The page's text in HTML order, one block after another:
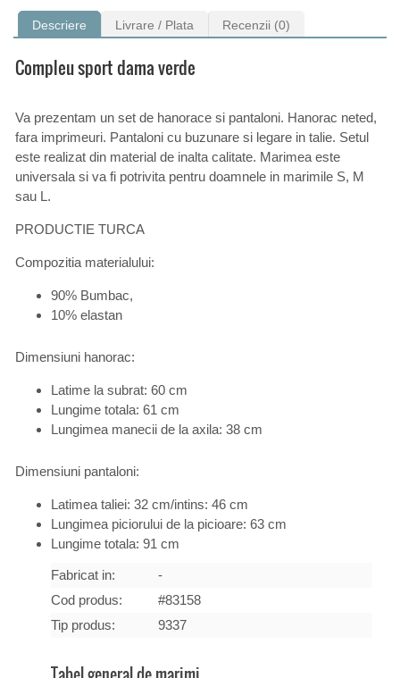
Descriere Livrare / Plata Recenzii (0)
Compleu sport dama verde
Va prezentam un set de hanorace si pantaloni. Hanorac neted,
fara imprimeuri. Pantaloni cu buzunare si legare in talie. Setul
este realizat din material de inalta calitate. Marimea este
universala si va fi potrivita pentru doamnele in marimile S, M
sau L.
PRODUCTIE TURCA
Compozitia materialului:
90% Bumbac,
10% elastan
Dimensiuni hanorac:
Latime la subrat: 60 cm
Lungime totala: 61 cm
Lungimea manecii de la axila: 38 cm
Dimensiuni pantaloni:
Latimea taliei: 32 cm/intins: 46 cm
Lungimea piciorului de la picioare: 63 cm
Lungime totala: 91 cm
Fabricat in:
-
Cod produs:
#83158
Tip produs:
9337